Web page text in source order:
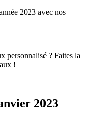
2023 avec nos
personnalisé ? Faites la
!
2023